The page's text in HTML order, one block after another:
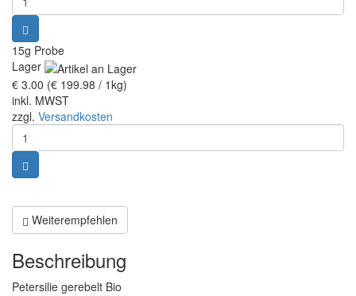
Aromatisierter Grüntee
Aromatisierter Schwarztee
Früchtetee
Kräuter
15g Probe
Lager
€ 3.00 (€ 199.98 / 1kg)
inkl. MWST
zzgl. Versandkosten
Weiterempfehlen
Beschreibung
Petersilie gerebelt Bio